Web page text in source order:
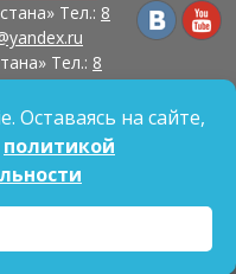
Тел.: 8
Тел.: 8
57
данных
данных
Оставаясь на сайте,
политикой